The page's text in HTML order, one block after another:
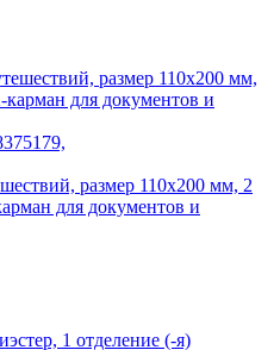
размер 110х200 мм, 2
для документов и